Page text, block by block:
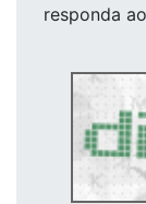
responda